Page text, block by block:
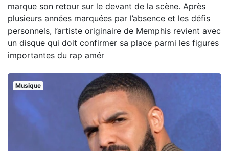
marque son retour sur le devant de la scène. Après
plusieurs années marquées par l’absence et les défis
personnels, l’artiste originaire de Memphis revient avec
un disque qui doit confirmer sa place parmi les figures
importantes du rap amér
Musique